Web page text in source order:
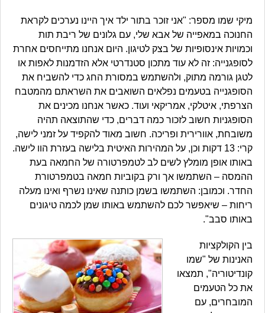
מיקי שמו מספר: "אני זוכר בתור ילד איך היינו נערכים לקראת
החנוכה במאפייה של אבא שלי, עם גלונים של ריבת תות
וכמויות אינסופיות של בצק לטיגון. היום אנחנו מתייחסים אחרת
לסופגנייה: זה לא עוד מתכון סטנדרטי אלא הזדמנות לאפות או
לטגן גורמה מתוק, ולהשתמש במסורת החג כדי להשביח את
הסופגנייה בטעמים נפלאים השואבים את השראתם מהמטבח
הצרפתי, איטלקי, אמריקאי ועוד. כאשר אנחנו מכינים את
הסופגניות חשוב לזכור כמה דברים, כדי שהתוצאה תהיה
משובחת, אוורירית ופריכה. חשוב מאוד להקפיד על זמני לישה,
קרי: 13 דקות וכן, על המהירות האיטית בלישה בעזרת הוו לישה.
באותו אופן מומלץ לשים לב לטמפרטורה של החמאה בעת
ההמסה – השתמשו אך ורק בקוביות חמאה בטמפרטורת
החדר. וכמובן: השתמשו בשמן כותנה שאינו נשרף ואינו מעלה
ריחות – שיאפשר לכם להשתמש באותו שמן לכמה טיגונים
באותו סבב".
בין הקולקציות
האנינות של "שמו
קונדיטוריה", תמצאו
את כל הטעמים
המובחרים, עם